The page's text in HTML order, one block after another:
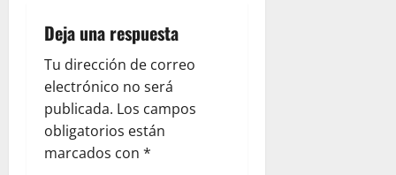
v
i
g
a
Deja una respuesta
Tu dirección de correo
electrónico no será
publicada. Los campos
obligatorios están
marcados con *